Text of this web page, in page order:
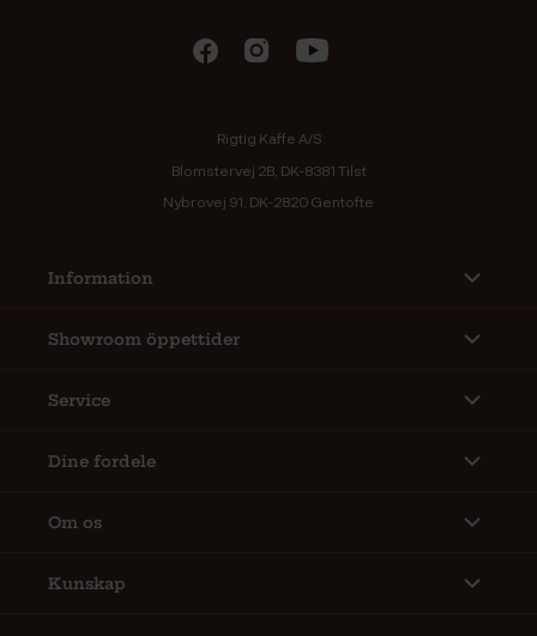
Rigtig Kaffe A/S
Blomstervej 2B, DK-8381 Tilst
Nybrovej 91, DK-2820 Gentofte
Information
Showroom öppettider
Service
Dine fordele
Om os
Kunskap